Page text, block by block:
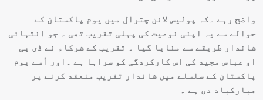
واضح رہے ۔کہ پولیس لائن چترال میں یوم پاکستان کے
حوالے سے یہ اپنی نوعیت کی پہلی تقریب تھی ۔ جو انتہائی
شاندار طریقے سے منایا گیا ۔ تقریب کے شرکاء نے ڈی پی
او عباس مجید کی اس کارکردگی کو سراہا ہے ۔اور اُسے یوم
پاکستان کے سلسلے میں شاندار تقریب منعقد کرنے پر
مبارکباد دی ہے ۔